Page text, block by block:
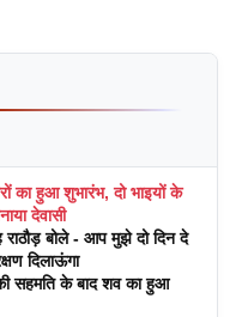
का हुआ शुभारंभ, दो भाइयों के
देवासी
राठौड़ बोले - आप मुझे दो दिन दे
दिलाऊंगा
सहमति के बाद शव का हुआ